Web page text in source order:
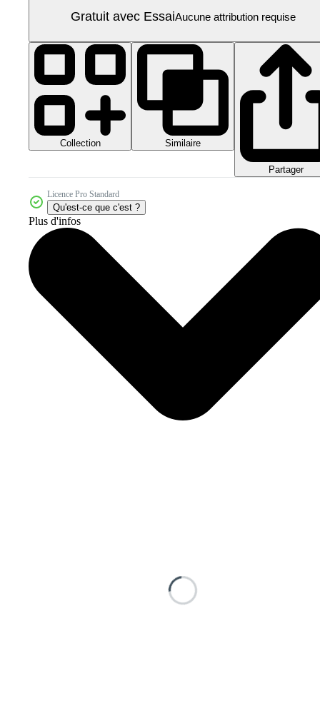
Gratuit avec EssaiAucune attribution requise
Collection Similaire
Partager
Licence Pro Standard
Qu'est-ce que c'est ?
Plus d'infos